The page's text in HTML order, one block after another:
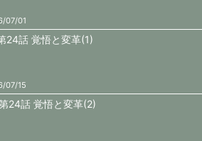
07/01
24話 覚悟と変革(1)
07/15
24話 覚悟と変革(2)